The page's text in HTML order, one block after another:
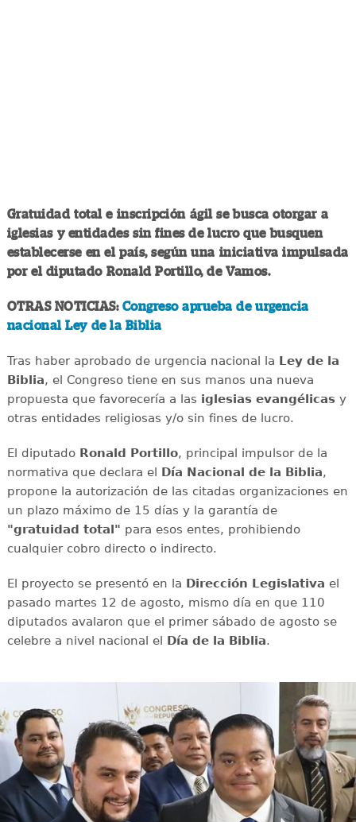
Gratuidad total e inscripción ágil se busca otorgar a
iglesias y entidades sin fines de lucro que busquen
establecerse en el país, según una iniciativa impulsada
por el diputado Ronald Portillo, de Vamos.
OTRAS NOTICIAS: Congreso aprueba de urgencia
nacional Ley de la Biblia
Tras haber aprobado de urgencia nacional la Ley de la
Biblia, el Congreso tiene en sus manos una nueva
propuesta que favorecería a las iglesias evangélicasy
otras entidades religiosas y/o sin fines de lucro.
El diputado Ronald Portillo, principal impulsor de la
normativa que declara el Día Nacional de la Biblia,
propone la autorización de las citadas organizaciones en
un plazo máximo de 15 días y la garantía de
"gratuidad total" para esos entes, prohibiendo
cualquier cobro directo o indirecto.
El proyecto se presentó en la Dirección Legislativa el
pasado martes 12 de agosto, mismo día en que 110
diputados avalaron que el primer sábado de agosto se
celebre a nivel nacional el Día de la Biblia.